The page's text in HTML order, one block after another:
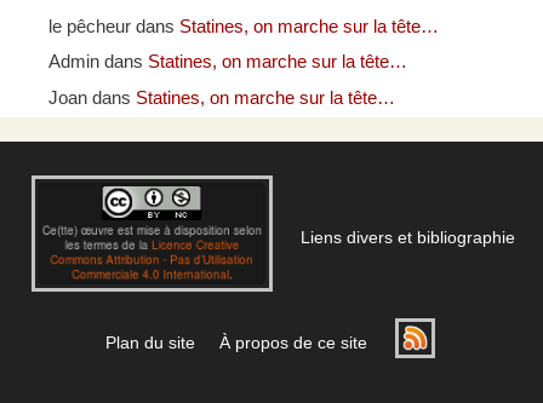
le pêcheur dans Statines, on marche sur la tête…
Admin dans Statines, on marche sur la tête…
Joan dans Statines, on marche sur la tête…
Liens divers et bibliographie
Plan du site À propos de ce site